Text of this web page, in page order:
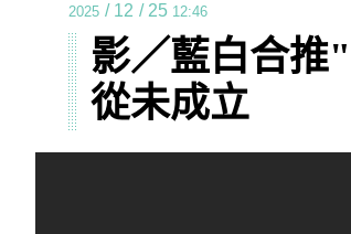
2025 / 12 / 25 12:46
影／藍白合推
從未成立